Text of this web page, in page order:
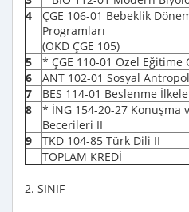
4
ÇGE 106-01 Bebeklik
Programları
(ÖKD ÇGE 105)
5 * ÇGE 110-01 Özel Eğitime
6
ANT 102-01 Sosyal
7
BES 114-01 Beslenme
8
* İNG 154-20-27 Konuşma
Becerileri II
9 TKD 104-85 Türk Dili II
TOPLAM KREDİ
2. SINIF